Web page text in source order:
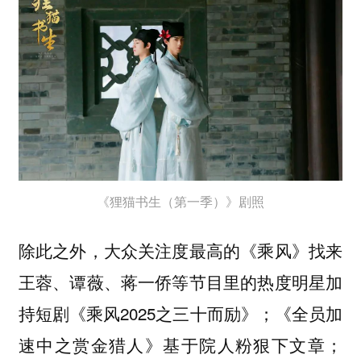
《狸猫书生（第一季）》剧照
除此之外，大众关注度最高的《乘风》找来
王蓉、谭薇、蒋一侨等节目里的热度明星加
持短剧《乘风2025之三十而励》；《全员加
速中之赏金猎人》基于院人粉狠下文章；